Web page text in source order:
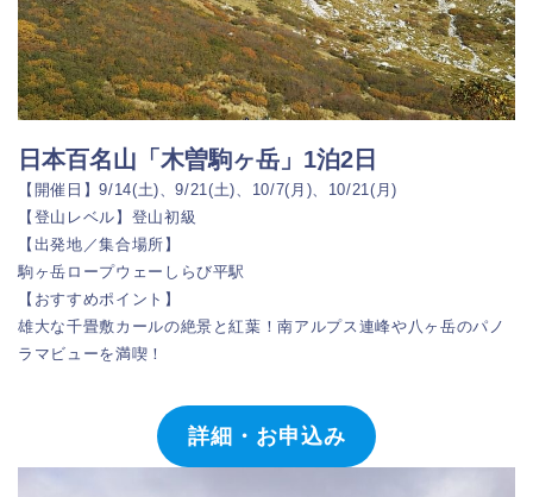
日本百名山「木曽駒ヶ岳」1泊2日
【開催日】9/14(土)、9/21(土)、10/7(月)、10/21(月)
【登山レベル】登山初級
【出発地／集合場所】
駒ヶ岳ロープウェーしらび平駅
【おすすめポイント】
雄大な千畳敷カールの絶景と紅葉！南アルプス連峰や八ヶ岳のパノ
ラマビューを満喫！
詳細・お申込み